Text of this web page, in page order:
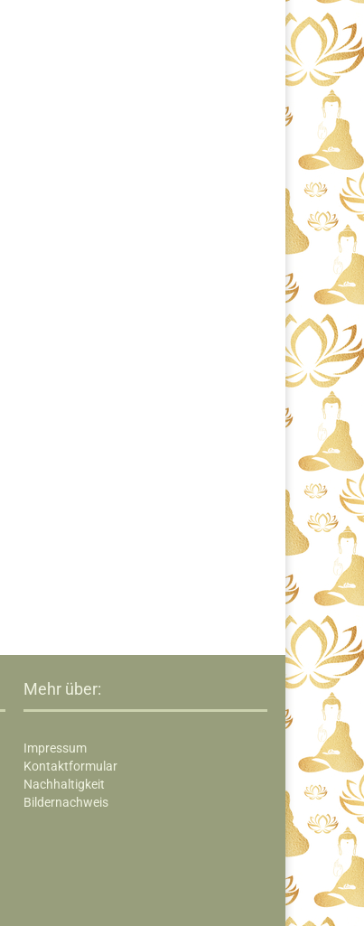
Mehr über:
Impressum
Kontaktformular
Nachhaltigkeit
Bildernachweis